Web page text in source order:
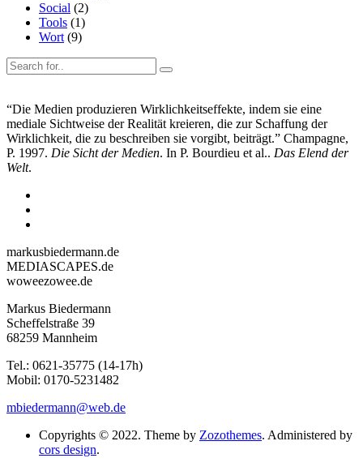
Social (2)
Tools (1)
Wort (9)
“Die Medien produzieren Wirklichkeitseffekte, indem sie eine
mediale Sichtweise der Realität kreieren, die zur Schaffung der
Wirklichkeit, die zu beschreiben sie vorgibt, beiträgt.” Champagne,
P. 1997. Die Sicht der Medien. In P. Bourdieu et al.. Das Elend der
Welt.
markusbiedermann.de
MEDIASCAPES.de
woweezowee.de
Markus Biedermann
Scheffelstraße 39
68259 Mannheim
Tel.: 0621-35775 (14-17h)
Mobil: 0170-5231482
mbiedermann@web.de
Copyrights © 2022. Theme by Zozothemes. Administered by
cors design.